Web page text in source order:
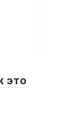
это